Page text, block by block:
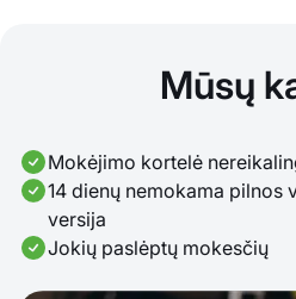
Mūsų
Mokėjimo kortelė
14 dienų nemokama pilnos
versija
Jokių paslėptų mokesčių